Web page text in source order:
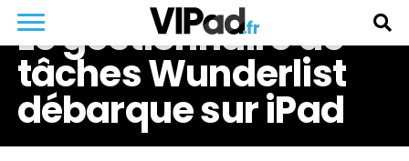
Le gestionnaire de
tâches Wunderlist
débarque sur iPad